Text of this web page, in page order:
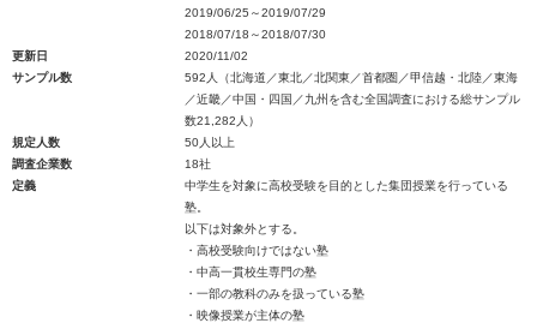
2019/06/25～2019/07/29
2018/07/18～2018/07/30
更新日
2020/11/02
サンプル数
592人（北海道／東北／北関東／首都圏／甲信越・北陸／東海
／近畿／中国・四国／九州を含む全国調査における総サンプル
数21,282人）
規定人数
50人以上
調査企業数
18社
定義
中学生を対象に高校受験を目的とした集団授業を行っている
塾。
以下は対象外とする。
・高校受験向けではない塾
・中高一貫校生専門の塾
・一部の教科のみを扱っている塾
・映像授業が主体の塾